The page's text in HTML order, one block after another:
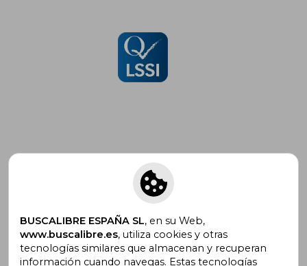
Suscríbete para recibir ofertas y
promociones
¿Necesitas ayuda?
BUSCALIBRE ESPAÑA SL, en su Web,
www.buscalibre.es, utiliza cookies y otras
tecnologías similares que almacenan y recuperan
información cuando navegas. Estas tecnologías